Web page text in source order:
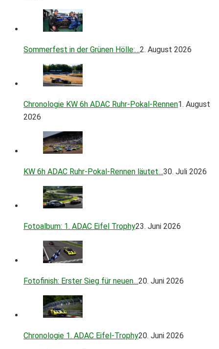
Sommerfest in der Grünen Hölle:…2. August 2026
Chronologie KW 6h ADAC Ruhr-Pokal-Rennen1. August
2026
KW 6h ADAC Ruhr-Pokal-Rennen läutet…30. Juli 2026
Fotoalbum: 1. ADAC Eifel Trophy23. Juni 2026
Fotofinish: Erster Sieg für neuen…20. Juni 2026
Chronologie 1. ADAC Eifel-Trophy20. Juni 2026